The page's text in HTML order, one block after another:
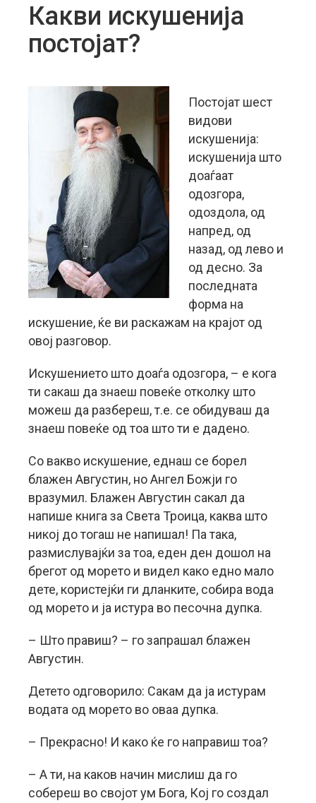
Какви искушенија
постојат?
Постојат шест
видови
искушенија:
искушенија што
доаѓаат
одозгора,
одоздола, од
напред, од
назад, од лево и
од десно. За
последната
форма на
искушение, ќе ви раскажам на крајот од
овој разговор.
Искушението што доаѓа одозгора, – е кога
ти сакаш да знаеш повеќе отколку што
можеш да разбереш, т.е. се обидуваш да
знаеш повеќе од тоа што ти е дадено.
Со вакво искушение, еднаш се борел
блажен Августин, но Ангел Божји го
вразумил. Блажен Августин сакал да
напише книга за Света Троица, каква што
никој до тогаш не напишал! Па така,
размислувајќи за тоа, еден ден дошол на
брегот од морето и видел како едно мало
дете, користејќи ги дланките, собира вода
од морето и ја истура во песочна дупка.
– Што правиш? – го запрашал блажен
Августин.
Детето одговорило: Сакам да ja истурам
водата од морето во оваа дупка.
– Прекрасно! И како ќе го направиш тоа?
– А ти, на каков начин мислиш да го
собереш во својот ум Бога, Кој го создал